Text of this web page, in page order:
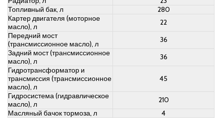
Топливный бак, л
280
Картер двигателя (моторное
масло), л
22
Передний мост
(трансмиссионное масло), л
36
Задний мост (трансмиссионное
масло), л
36
Гидротрансформатор и
трансмиссия (трансмиссионное
масло), л
45
Гидросистема (гидравлическое
масло), л
210
Масляный бачок тормоза, л
4